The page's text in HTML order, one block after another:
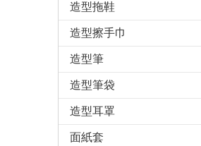
造型拖鞋
造型擦手巾
造型筆
造型筆袋
造型耳罩
面紙套